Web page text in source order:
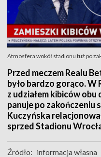
Atmosfera wokół stadionu tuż po
Przed meczem Realu
było bardzo gorąco. W
z udziałem kibiców
panuje po zakończeniu
Kuczyńska
sprzed Stadionu
Źródło: informacja własna